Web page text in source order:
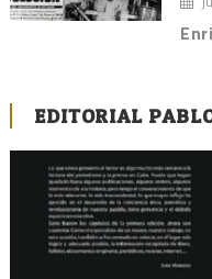
EDITORIAL